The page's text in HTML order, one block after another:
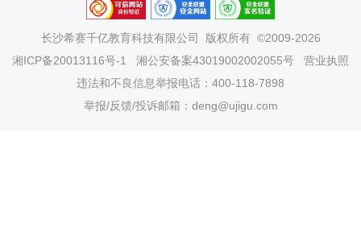
长沙希赛千亿教育科技有限公司
版权所有 ©2009-2026
湘ICP备20013116号-1
湘公安备案43019002002055号
营业执照
违法和不良信息举报电话：400-118-7898
举报/反馈/投诉邮箱：deng@ujigu.com